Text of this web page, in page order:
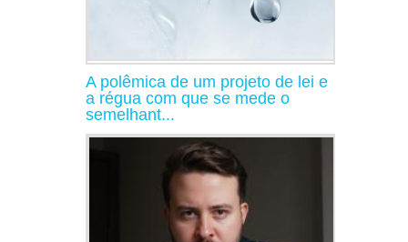
A polêmica de um projeto de lei e
a régua com que se mede o
semelhant...